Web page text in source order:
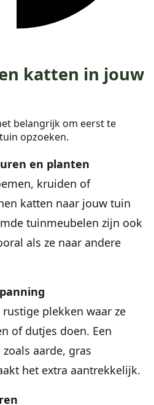
katten in jouw
belangrijk om eerst te
opzoeken.
en planten
kruiden of
katten naar jouw tuin
tuinmeubelen zijn ook
als ze naar andere
plekken waar ze
of dutjes doen. Een
aarde, gras
het extra aantrekkelijk.